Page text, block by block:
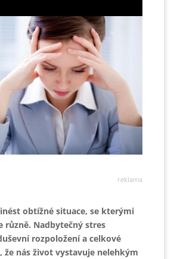
reklama
obtížné situace, se kterými
různě. Nadbytečný stres
rozpoložení a celkové
že nás život vystavuje nelehkým